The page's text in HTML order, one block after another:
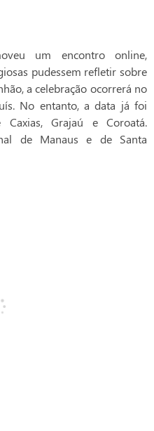
um encontro online,
pudessem refletir sobre
a celebração ocorrerá no
No entanto, a data já foi
Grajaú e Coroatá.
de Manaus e de Santa